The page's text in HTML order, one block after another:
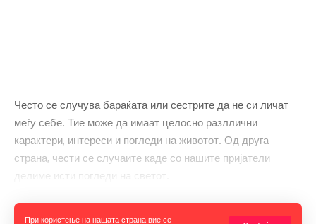
При користење на нашата страна вие се
Често се случува бараќата или сестрите да не си личат
меѓу себе. Тие може да имаат целосно разллични
карактери, интереси и погледи на животот. Од друга
страна, чести се случаите каде со нашите пријатели
Во продолжение, прочитајте една необична животна
Прочитај ја целата вест